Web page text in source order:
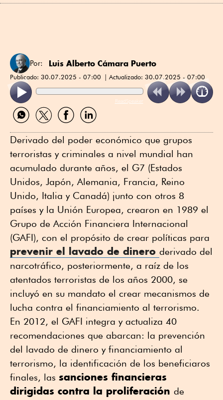
Por: Luis Alberto Cámara Puerto
Publicado: 30.07.2025 - 07:00 Actualizado: 30.07.2025 - 07:00
ReadSpeaker
Compartir
por
Compartir
por
Compartir
por
Compartir
por
Derivado del poder económico que grupos
terroristas y criminales a nivel mundial han
acumulado durante años, el G7 (Estados
Unidos, Japón, Alemania, Francia, Reino
Unido, Italia y Canadá) junto con otros 8
países y la Unión Europea, crearon en 1989 el
Grupo de Acción Financiera Internacional
(GAFI), con el propósito de crear políticas para
prevenir el lavado de dinero derivado del
narcotráfico, posteriormente, a raíz de los
atentados terroristas de los años 2000, se
incluyó en su mandato el crear mecanismos de
lucha contra el financiamiento al terrorismo.
En 2012, el GAFI integra y actualiza 40
recomendaciones que abarcan: la prevención
del lavado de dinero y financiamiento al
terrorismo, la identificación de los beneficiaros
finales, las sanciones financieras
dirigidas contra la proliferación de